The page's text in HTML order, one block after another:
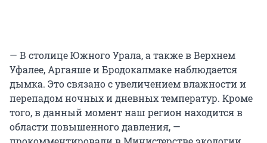
— В столице Южного Урала, а также в Верхнем
Уфалее, Аргаяше и Бродокалмаке наблюдается
дымка. Это связано с увеличением влажности и
перепадом ночных и дневных температур. Кроме
того, в данный момент наш регион находится в
области повышенного давления, —